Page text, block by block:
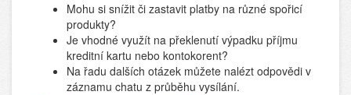
Mohu si snížit či zastavit platby na různé spořicí
produkty?
Je vhodné využít na překlenutí výpadku příjmu
kreditní kartu nebo kontokorent?
Na řadu dalších otázek můžete nalézt odpovědi v
záznamu chatu z průběhu vysílání.